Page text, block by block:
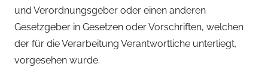
und Verordnungsgeber oder einen anderen
Gesetzgeber in Gesetzen oder Vorschriften, welchen
der für die Verarbeitung Verantwortliche unterliegt,
vorgesehen wurde.